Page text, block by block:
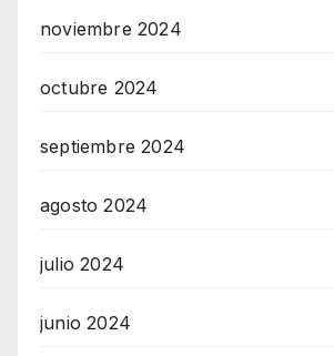
noviembre 2024
octubre 2024
septiembre 2024
agosto 2024
julio 2024
junio 2024